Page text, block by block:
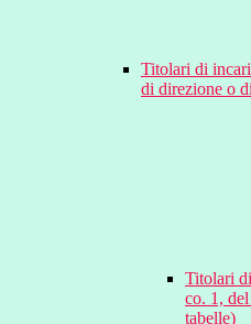
Titolari di
di direzione o
Titolari
co. 1,
tabelle)